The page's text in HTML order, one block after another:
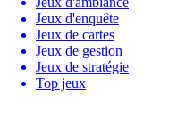
Jeux d'enquête
Jeux de cartes
Jeux de gestion
Jeux de stratégie
Top jeux